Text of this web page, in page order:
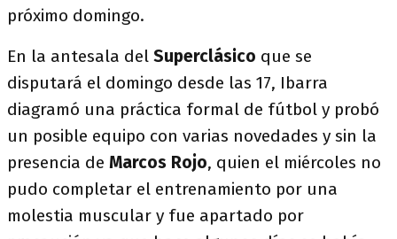
próximo domingo.
En la antesala del Superclásico que se
disputará el domingo desde las 17, Ibarra
diagramó una práctica formal de fútbol y probó
un posible equipo con varias novedades y sin la
presencia de Marcos Rojo, quien el miércoles no
pudo completar el entrenamiento por una
molestia muscular y fue apartado por